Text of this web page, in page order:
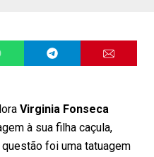
Virginia Fonseca
à sua filha caçula,
questão foi uma tatuagem